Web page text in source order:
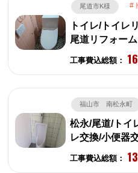
尾道市K様
トイレ/トイレ
尾道リフォーム
工事費込総額：
福山市 南松永町
松永/尾道/トイ
レ交換/小便器
工事費込総額：